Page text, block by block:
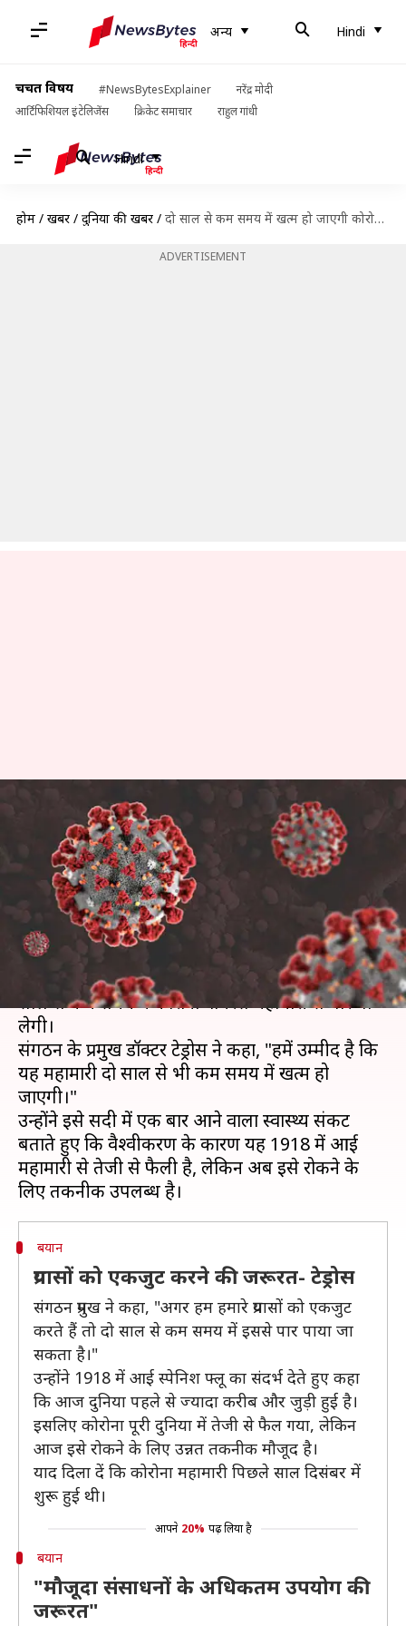
अन्य Hindi
चर्चित विषय #NewsBytesExplainer
नरेंद्र मोदी
आर्टिफिशियल इंटेलिजेंस
क्रिकेट समाचार राहुल गांधी
Hindi
होम / खबरें / दुनिया की खबरें / दो साल से कम समय में खत्म हो जाएगी कोरोना वायरस महामारी, WHO ने जताई उम्मीद
ADVERTISEMENT
दो साल से कम समय में खत्म हो
जाएगी कोरोना वायरस महामारी,
WHO ने जताई उम्मीद
प्रमोद कुमार Aug 22, 2020 09:22 am
क्या है खबर?
विश्व स्वास्थ्य संगठन (WHO) का कहना है कि दुनिया दो
साल से कम समय में कोरोना वायरस महामारी से पार पा
लेगी।
संगठन के प्रमुख डॉक्टर टेड्रोस ने कहा, "हमें उम्मीद है कि
यह महामारी दो साल से भी कम समय में खत्म हो
जाएगी।"
उन्होंने इसे सदी में एक बार आने वाला स्वास्थ्य संकट
बताते हुए कि वैश्वीकरण के कारण यह 1918 में आई
महामारी से तेजी से फैली है, लेकिन अब इसे रोकने के
बयान
प्रयासों को एकजुट करने की जरूरत- टेड्रोस
संगठन प्रमुख ने कहा, "अगर हम हमारे प्रयासों को एकजुट
करते हैं तो दो साल से कम समय में इससे पार पाया जा
सकता है।"
उन्होंने 1918 में आई स्पेनिश फ्लू का संदर्भ देते हुए कहा
कि आज दुनिया पहले से ज्यादा करीब और जुड़ी हुई है।
इसलिए कोरोना पूरी दुनिया में तेजी से फैल गया, लेकिन
आज इसे रोकने के लिए उन्नत तकनीक मौजूद है।
याद दिला दें कि कोरोना महामारी पिछले साल दिसंबर में
शुरू हुई थी।
आपने 20% पढ़ लिया है
बयान
"मौजूदा संसाधनों के अधिकतम उपयोग की
जरूरत"